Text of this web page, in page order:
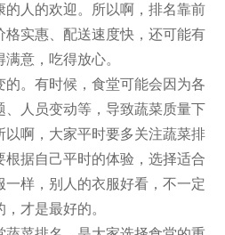
的人的欢迎。所以啊，排名靠前
格实惠、配送速度快，还可能有
意，吃得放心。
。有时候，食堂可能会因为各
人员变动等，导致蔬菜质量下
以啊，大家平时要多关注蔬菜排
据自己平时的体验，选择适合
一样，别人的衣服好看，不一定
才是最好的。